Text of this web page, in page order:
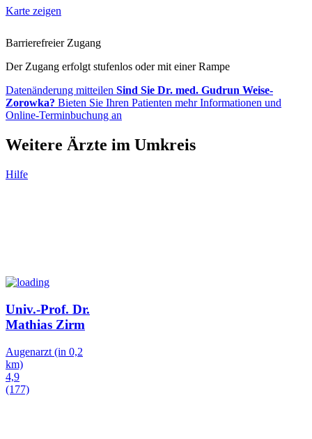
Karte zeigen
Barrierefreier Zugang
Der Zugang erfolgt stufenlos oder mit einer Rampe
Datenänderung mitteilen Sind Sie Dr. med. Gudrun Weise-
Zorowka? Bieten Sie Ihren Patienten mehr Informationen und
Online-Terminbuchung an
Weitere Ärzte im Umkreis
Hilfe
Univ.-Prof. Dr.
Mathias Zirm
Augenarzt (in 0,2
km)
4,9
(177)